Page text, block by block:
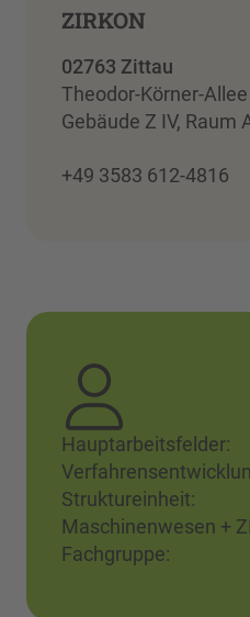
ZIRKON
02763 Zittau
Theodor-Körner-Allee
Gebäude Z IV, Raum
+49 3583 612-4816
Maschinenwesen +
Fachgruppe: